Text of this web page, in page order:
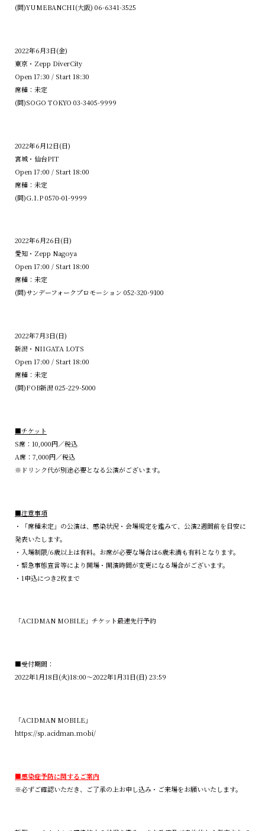
(問)YUMEBANCHI(大阪) 06-6341-3525
2022年6月3日(金)
東京・Zepp DiverCity
Open 17:30 / Start 18:30
席種：未定
(問)SOGO TOKYO 03-3405-9999
2022年6月12日(日)
宮城・仙台PIT
Open 17:00 / Start 18:00
席種：未定
(問)G.I.P 0570-01-9999
2022年6月26日(日)
愛知・Zepp Nagoya
Open 17:00 / Start 18:00
席種：未定
(問)サンデーフォークプロモーション 052-320-9100
2022年7月3日(日)
新潟・NIIGATA LOTS
Open 17:00 / Start 18:00
席種：未定
(問)FOB新潟 025-229-5000
■チケット
S席：10,000円／税込
A席：7,000円／税込
※ドリンク代が別途必要となる公演がございます。
■注意事項
・「席種未定」の公演は、感染状況・会場規定を鑑みて、公演2週間前を目安に
発表いたします。
・入場制限/6歳以上は有料。お席が必要な場合は6歳未満も有料となります。
・緊急事態宣言等により開場・開演時間が変更になる場合がございます。
・1申込につき2枚まで
「ACIDMAN MOBILE」チケット最速先行予約
■受付期間：
2022年1月18日(火)18:00〜2022年1月31日(日) 23:59
「ACIDMAN MOBILE」
https://sp.acidman.mobi/
■感染症予防に関するご案内
※必ずご確認いただき、ご了承の上お申し込み・ご来場をお願いいたします。